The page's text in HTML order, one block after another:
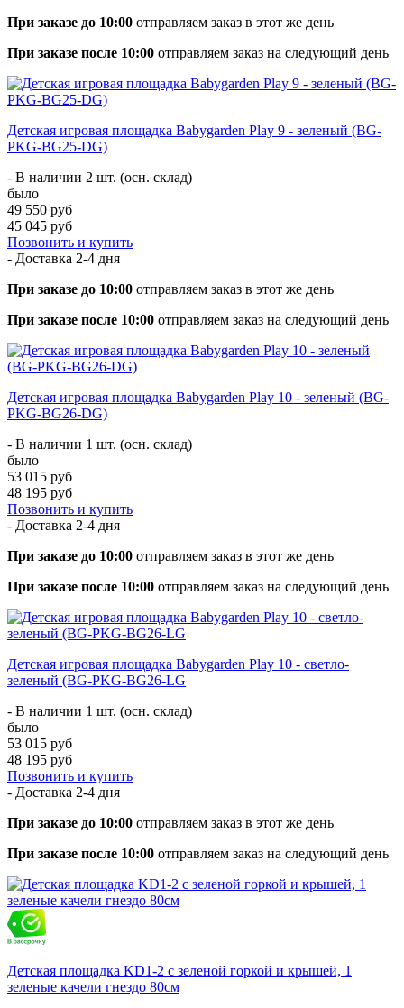
При заказе до 10:00 отправляем заказ в этот же день
При заказе после 10:00 отправляем заказ на следующий день
Детская игровая площадка Babygarden Play 9 - зеленый (BG-
PKG-BG25-DG)
- В наличии 2 шт. (осн. склад)
было
49 550 руб
45 045 руб
Позвонить и купить
- Доставка 2-4 дня
При заказе до 10:00 отправляем заказ в этот же день
При заказе после 10:00 отправляем заказ на следующий день
Детская игровая площадка Babygarden Play 10 - зеленый (BG-
PKG-BG26-DG)
- В наличии 1 шт. (осн. склад)
было
53 015 руб
48 195 руб
Позвонить и купить
- Доставка 2-4 дня
При заказе до 10:00 отправляем заказ в этот же день
При заказе после 10:00 отправляем заказ на следующий день
Детская игровая площадка Babygarden Play 10 - светло-
зеленый (BG-PKG-BG26-LG
- В наличии 1 шт. (осн. склад)
было
53 015 руб
48 195 руб
Позвонить и купить
- Доставка 2-4 дня
При заказе до 10:00 отправляем заказ в этот же день
При заказе после 10:00 отправляем заказ на следующий день
Детская площадка KD1-2 с зеленой горкой и крышей, 1
зеленые качели гнездо 80см